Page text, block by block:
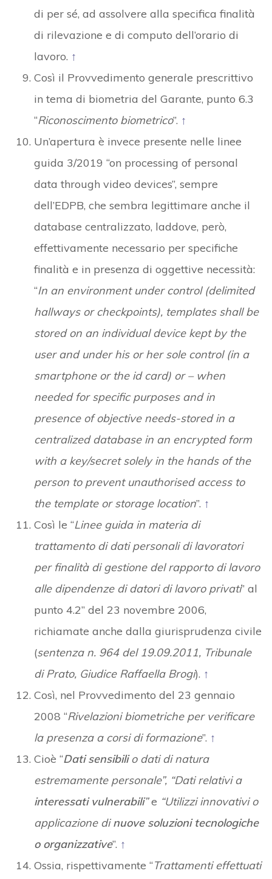
di per sé, ad assolvere alla specifica finalità
di rilevazione e di computo dell’orario di
lavoro. ↑
Così il Provvedimento generale prescrittivo
in tema di biometria del Garante, punto 6.3
“Riconoscimento biometrico”. ↑
Un’apertura è invece presente nelle linee
guida 3/2019 “on processing of personal
data through video devices”, sempre
dell’EDPB, che sembra legittimare anche il
database centralizzato, laddove, però,
effettivamente necessario per specifiche
finalità e in presenza di oggettive necessità:
“In an environment under control (delimited
hallways or checkpoints), templates shall be
stored on an individual device kept by the
user and under his or her sole control (in a
smartphone or the id card) or – when
needed for specific purposes and in
presence of objective needs-stored in a
centralized database in an encrypted form
with a key/secret solely in the hands of the
person to prevent unauthorised access to
the template or storage location”. ↑
Così le “Linee guida in materia di
trattamento di dati personali di lavoratori
per finalità di gestione del rapporto di lavoro
alle dipendenze di datori di lavoro privati” al
punto 4.2” del 23 novembre 2006,
richiamate anche dalla giurisprudenza civile
(sentenza n. 964 del 19.09.2011, Tribunale
di Prato, Giudice Raffaella Brogi). ↑
Così, nel Provvedimento del 23 gennaio
2008 “Rivelazioni biometriche per verificare
la presenza a corsi di formazione”. ↑
Cioè “Dati sensibilio dati di natura
estremamente personale”, “Dati relativi a
interessati vulnerabili”e “Utilizzi innovativi o
applicazione dinuove soluzioni tecnologiche
o organizzative”. ↑
Ossia, rispettivamente “Trattamenti effettuati